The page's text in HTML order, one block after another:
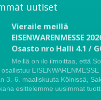
uutiset
Vieraile meillä
EISENWARENMESSE
Osasto nro Halli 4.1 /
Meillä on ilo ilmoittaa, että
3.-6. maaliskuuta Kölnissä,
esittelemme uusimmat